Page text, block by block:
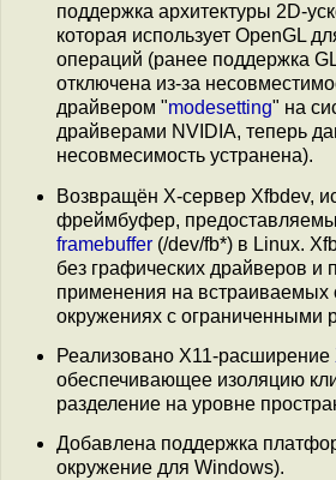
поддержка архитектуры 2D-
которая использует OpenGL
операций (ранее поддержка
отключена из-за
драйвером "modesetting" на
драйверами NVIDIA, теперь
несовмесимость устранена).
Возвращён X-сервер Xfbdev,
фреймбуфер,
framebuffer (/dev/fb*) в Linux.
без графических драйверов и
применения на встраиваемых
окружениях с ограниченными
Реализовано X11-расширение
обеспечивающее изоляцию
разделение на уровне
Добавлена поддержка
окружение для Windows).